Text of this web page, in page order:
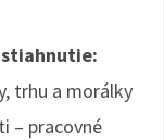
trhu a morálky
– pracovné